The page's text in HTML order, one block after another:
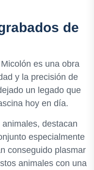
de
es una obra
y la precisión de
un legado que
hoy en día.
destacan
especialmente
conseguido plasmar
animales con una